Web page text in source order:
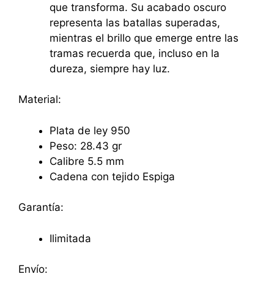
que transforma. Su acabado oscuro
representa las batallas superadas,
mientras el brillo que emerge entre las
tramas recuerda que, incluso en la
dureza, siempre hay luz.
Material:
Plata de ley 950
Peso: 28.43 gr
Calibre 5.5 mm
Cadena con tejido Espiga
Garantía:
Ilimitada
Envío: